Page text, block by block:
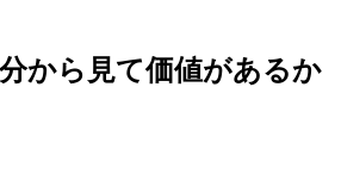
から見て価値があるか